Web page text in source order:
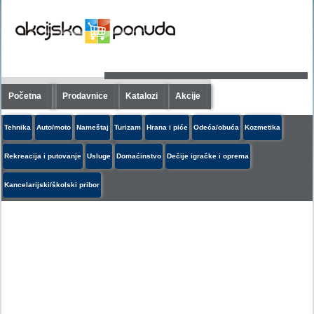
Početna Prodavnice Katalozi Akcije
Tehnika Auto/moto Nameštaj Turizam Hrana i piće Odeća/obuća Kozmetika
Rekreacija i putovanje Usluge Domaćinstvo Dečije igračke i oprema
Kancelarijski/školski pribor